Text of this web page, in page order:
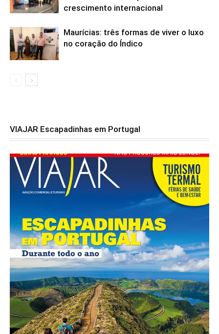
crescimento internacional
Maurícias: três formas de viver o luxo
no coração do Índico
VIAJAR Escapadinhas em Portugal